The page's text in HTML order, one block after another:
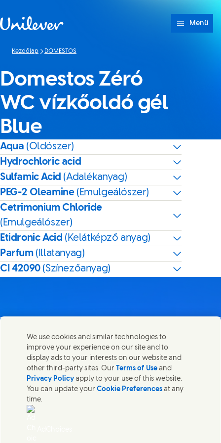
Menü
Kezdőlap DOMESTOS
Domestos Zéró
WC vízkőoldó gél
Blue
Aqua (Oldószer)
Hydrochloric acid
Sulfamic Acid (Adalékanyag)
PEG-2 Oleamine (Emulgeálószer)
Cetrimonium Chloride
(Emulgeálószer)
Etidronic Acid (Kelátképző anyag)
Parfum (Illatanyag)
CI 42090 (Színezőanyag)
Megosztom ezt az oldalt
Share this page on Facebook
Share this page on X
Share this page on
Share this page
Lépj velünk kapcsolatba
Lépjen kapcsolatba az Unileverrel és a szakértői
csapatokkal, illetve tekintse meg az Unilever
elérhetőségeit szerte a világban.
Lépj velünk kapcsolatba
We use cookies and similar technologies to
improve your experience on our site and to
display ads to your interests on our website and
other third-party sites. Our Terms of Use and
Privacy Policy apply to your use of this website.
You can update yourCookie Preferences at any
time.